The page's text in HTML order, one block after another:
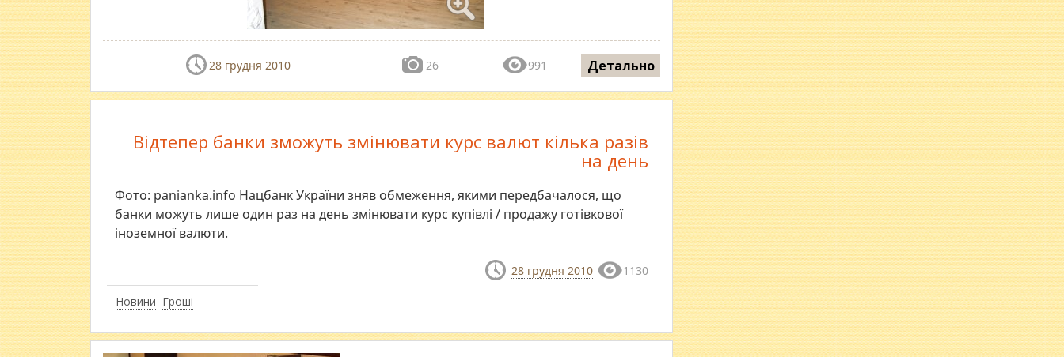
28 грудня 2010 26 991 Детально
Новини Гроші
Відтепер банки зможуть змінювати курс валют кілька разів
на день
Фото: panianka.info Нацбанк України зняв обмеження, якими передбачалося, що
банки можуть лише один раз на день змінювати курс купівлі / продажу готівкової
іноземної валюти.
28 грудня 2010 1130